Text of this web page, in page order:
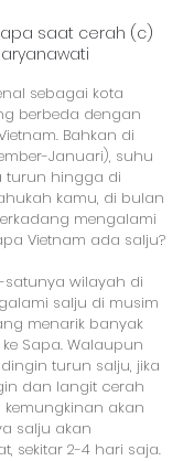
saat cerah (c)
sebagai kota
berbeda dengan
Bahkan di
Januari), suhu
turun hingga di
kamu, di bulan
mengalami
Vietnam ada salju?
wilayah di
salju di musim
menarik banyak
Sapa. Walaupun
turun salju, jika
dan langit cerah
akan
salju akan
sekitar 2-4 hari saja.